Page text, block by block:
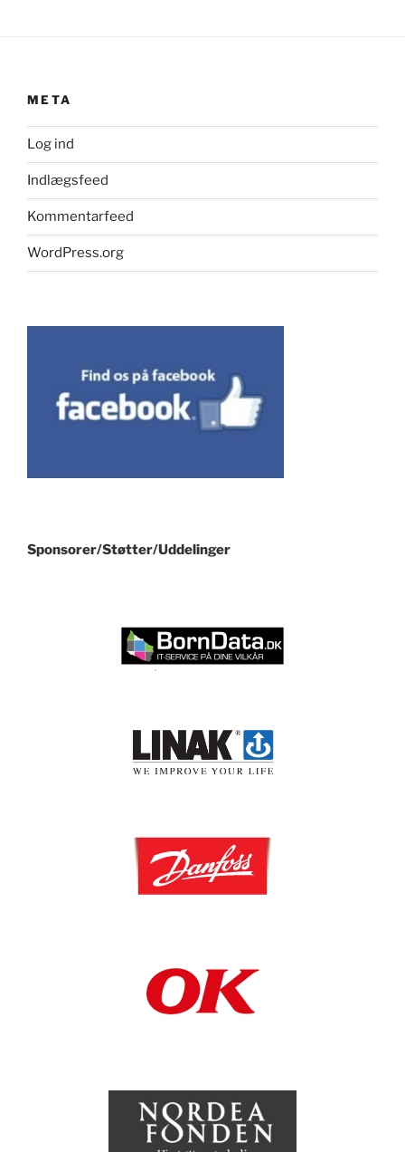
META
Log ind
Indlægsfeed
Kommentarfeed
WordPress.org
Sponsorer/Støtter/Uddelinger